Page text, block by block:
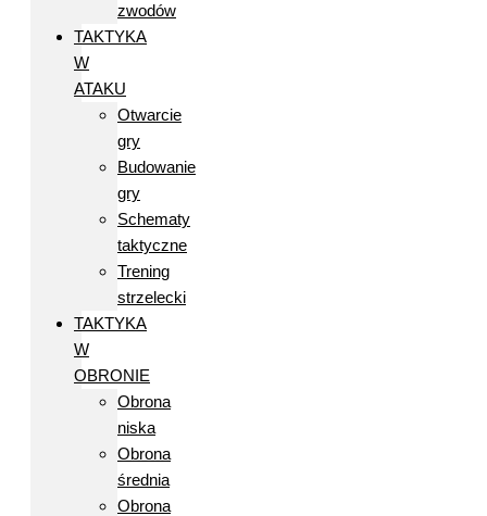
zwodów
TAKTYKA
W
ATAKU
Otwarcie
gry
Budowanie
gry
Schematy
taktyczne
Trening
strzelecki
TAKTYKA
W
OBRONIE
Obrona
niska
Obrona
średnia
Obrona